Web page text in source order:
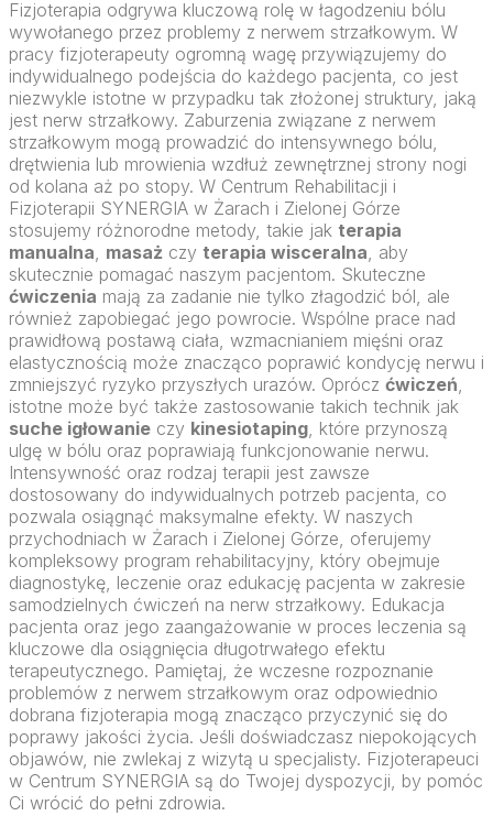
Fizjoterapia odgrywa kluczową rolę w łagodzeniu bólu
wywołanego przez problemy z nerwem strzałkowym. W
pracy fizjoterapeuty ogromną wagę przywiązujemy do
indywidualnego podejścia do każdego pacjenta, co jest
niezwykle istotne w przypadku tak złożonej struktury, jaką
jest nerw strzałkowy. Zaburzenia związane z nerwem
strzałkowym mogą prowadzić do intensywnego bólu,
drętwienia lub mrowienia wzdłuż zewnętrznej strony nogi
od kolana aż po stopy. W Centrum Rehabilitacji i
Fizjoterapii SYNERGIA w Żarach i Zielonej Górze
stosujemy różnorodne metody, takie jak terapia
manualna, masaż czy terapia wisceralna, aby
skutecznie pomagać naszym pacjentom. Skuteczne
ćwiczenia mają za zadanie nie tylko złagodzić ból, ale
również zapobiegać jego powrocie. Wspólne prace nad
prawidłową postawą ciała, wzmacnianiem mięśni oraz
elastycznością może znacząco poprawić kondycję nerwu i
zmniejszyć ryzyko przyszłych urazów. Oprócz ćwiczeń,
istotne może być także zastosowanie takich technik jak
suche igłowanie czy kinesiotaping, które przynoszą
ulgę w bólu oraz poprawiają funkcjonowanie nerwu.
Intensywność oraz rodzaj terapii jest zawsze
dostosowany do indywidualnych potrzeb pacjenta, co
pozwala osiągnąć maksymalne efekty. W naszych
przychodniach w Żarach i Zielonej Górze, oferujemy
kompleksowy program rehabilitacyjny, który obejmuje
diagnostykę, leczenie oraz edukację pacjenta w zakresie
samodzielnych ćwiczeń na nerw strzałkowy. Edukacja
pacjenta oraz jego zaangażowanie w proces leczenia są
kluczowe dla osiągnięcia długotrwałego efektu
terapeutycznego. Pamiętaj, że wczesne rozpoznanie
problemów z nerwem strzałkowym oraz odpowiednio
dobrana fizjoterapia mogą znacząco przyczynić się do
poprawy jakości życia. Jeśli doświadczasz niepokojących
objawów, nie zwlekaj z wizytą u specjalisty. Fizjoterapeuci
w Centrum SYNERGIA są do Twojej dyspozycji, by pomóc
Ci wrócić do pełni zdrowia.